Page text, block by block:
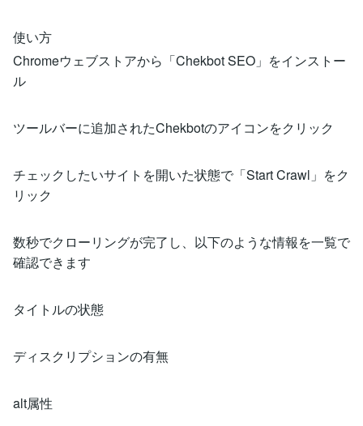
使い方
Chromeウェブストアから「Chekbot SEO」をインストー
ル
ツールバーに追加されたChekbotのアイコンをクリック
チェックしたいサイトを開いた状態で「Start Crawl」をク
リック
数秒でクローリングが完了し、以下のような情報を一覧で
確認できます
タイトルの状態
ディスクリプションの有無
alt属性